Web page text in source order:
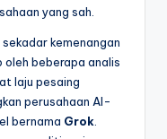
yang sah.
sekadar kemenangan
oleh beberapa analis
laju pesaing
perusahaan AI-
bernama Grok